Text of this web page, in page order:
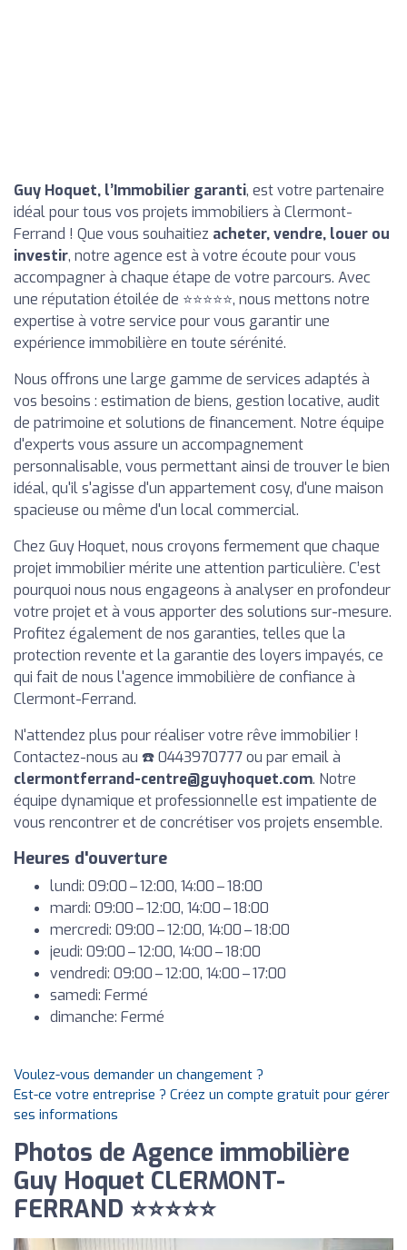
Guy Hoquet, l’Immobilier garanti, est votre partenaire
idéal pour tous vos projets immobiliers à Clermont-
Ferrand ! Que vous souhaitiez acheter, vendre, louer ou
investir, notre agence est à votre écoute pour vous
accompagner à chaque étape de votre parcours. Avec
une réputation étoilée de ⭐⭐⭐⭐⭐, nous mettons notre
expertise à votre service pour vous garantir une
expérience immobilière en toute sérénité.
Nous offrons une large gamme de services adaptés à
vos besoins : estimation de biens, gestion locative, audit
de patrimoine et solutions de financement. Notre équipe
d'experts vous assure un accompagnement
personnalisable, vous permettant ainsi de trouver le bien
idéal, qu'il s'agisse d'un appartement cosy, d'une maison
spacieuse ou même d'un local commercial.
Chez Guy Hoquet, nous croyons fermement que chaque
projet immobilier mérite une attention particulière. C’est
pourquoi nous nous engageons à analyser en profondeur
votre projet et à vous apporter des solutions sur-mesure.
Profitez également de nos garanties, telles que la
protection revente et la garantie des loyers impayés, ce
qui fait de nous l'agence immobilière de confiance à
Clermont-Ferrand.
N'attendez plus pour réaliser votre rêve immobilier !
Contactez-nous au ☎️ 0443970777 ou par email à
clermontferrand-centre@guyhoquet.com. Notre
équipe dynamique et professionnelle est impatiente de
vous rencontrer et de concrétiser vos projets ensemble.
Heures d'ouverture
lundi: 09:00 – 12:00, 14:00 – 18:00
mardi: 09:00 – 12:00, 14:00 – 18:00
mercredi: 09:00 – 12:00, 14:00 – 18:00
jeudi: 09:00 – 12:00, 14:00 – 18:00
vendredi: 09:00 – 12:00, 14:00 – 17:00
samedi: Fermé
dimanche: Fermé
Voulez-vous demander un changement ?
Est-ce votre entreprise ? Créez un compte gratuit pour gérer
ses informations
Photos de Agence immobilière
Guy Hoquet CLERMONT-
FERRAND ⭐⭐⭐⭐⭐